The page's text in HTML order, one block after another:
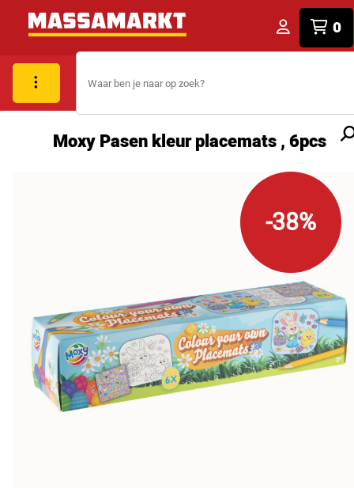
0
Moxy Pasen kleur placemats , 6pcs
-38%